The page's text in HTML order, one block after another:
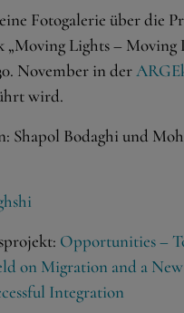
Fotogalerie über die
„Moving Lights – Moving
November in der
wird.
Shapol Bodaghi und
Opportunities –
on Migration and a New
Integration